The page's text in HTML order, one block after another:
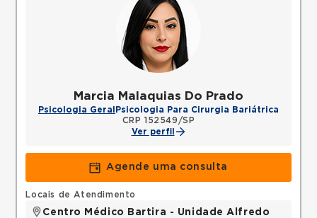
Marcia Malaquias Do Prado
Psicologia Geral Psicologia Para Cirurgia Bariátrica
CRP 152549/SP
Ver perfil
Agende uma consulta
Locais de Atendimento
Centro Médico Bartira - Unidade Alfredo